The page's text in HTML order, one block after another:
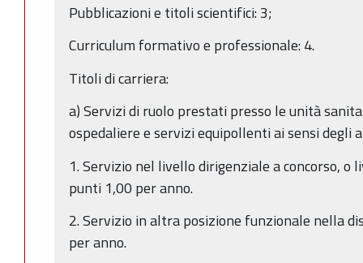
Pubblicazioni e titoli scientifici: 3;
Curriculum formativo e professionale: 4.
Titoli di carriera:
a) Servizi di ruolo prestati presso le unità
ospedaliere e servizi equipollenti ai sensi degli
1. Servizio nel livello dirigenziale a concorso, o
punti 1,00 per anno.
2. Servizio in altra posizione funzionale nella
per anno.